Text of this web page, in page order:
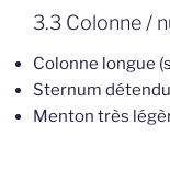
3.3 Colonne /
Colonne longue
Sternum
Menton très